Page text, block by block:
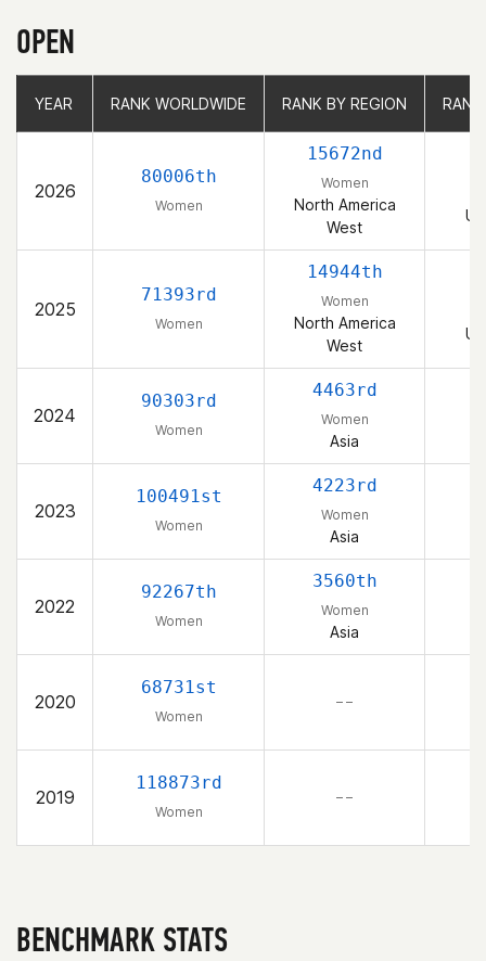
OPEN
YEAR RANK WORLDWIDE RANK BY REGION
2026
80006th
Women
15672nd
Women
North America
West
2025
71393rd
Women
14944th
Women
North America
West
2024
90303rd
Women
4463rd
Women
Asia
2023
100491st
Women
4223rd
Women
Asia
2022
92267th
Women
3560th
Women
Asia
2020
68731st
Women
– –
2019
118873rd
Women
– –
YEAR RANK WORLDWIDE RANK BY REGION
BENCHMARK STATS